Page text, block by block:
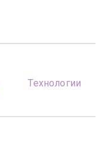
Технологии